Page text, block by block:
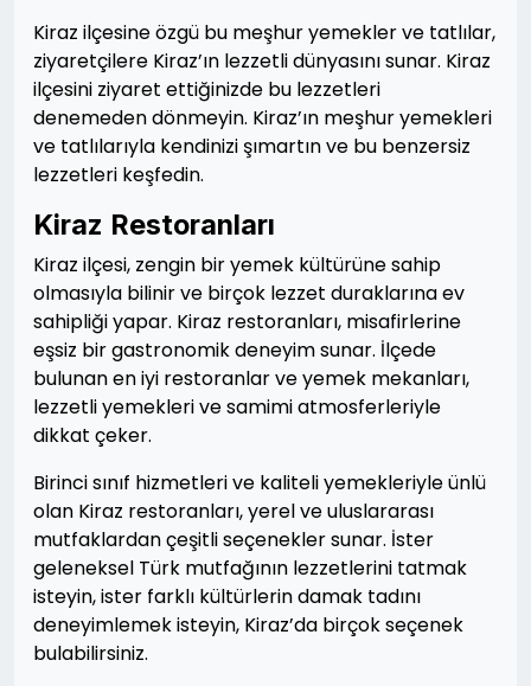
Kiraz ilçesine özgü bu meşhur yemekler ve tatlılar,
ziyaretçilere Kiraz’ın lezzetli dünyasını sunar. Kiraz
ilçesini ziyaret ettiğinizde bu lezzetleri
denemeden dönmeyin. Kiraz’ın meşhur yemekleri
ve tatlılarıyla kendinizi şımartın ve bu benzersiz
lezzetleri keşfedin.
Kiraz Restoranları
Kiraz ilçesi, zengin bir yemek kültürüne sahip
olmasıyla bilinir ve birçok lezzet duraklarına ev
sahipliği yapar. Kiraz restoranları, misafirlerine
eşsiz bir gastronomik deneyim sunar. İlçede
bulunan en iyi restoranlar ve yemek mekanları,
lezzetli yemekleri ve samimi atmosferleriyle
dikkat çeker.
Birinci sınıf hizmetleri ve kaliteli yemekleriyle ünlü
olan Kiraz restoranları, yerel ve uluslararası
mutfaklardan çeşitli seçenekler sunar. İster
geleneksel Türk mutfağının lezzetlerini tatmak
isteyin, ister farklı kültürlerin damak tadını
deneyimlemek isteyin, Kiraz’da birçok seçenek
bulabilirsiniz.